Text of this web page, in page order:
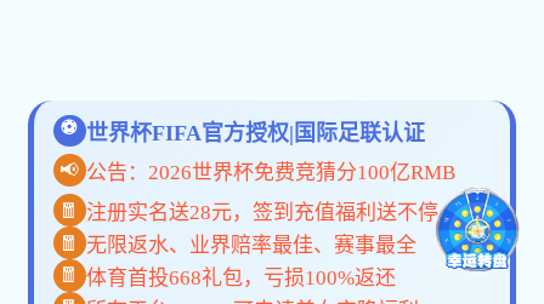
彩库宝典图库大全资料,千岛app下载,皇冠0022首页
部门概况
与我联系
彩库宝典图库大全资料,千
岛app下载,皇冠0022:
教学运行